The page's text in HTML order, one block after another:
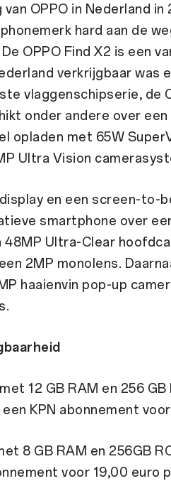
OPPO in Nederland
hard aan de
OPPO Find X2 is een
verkrijgbaar was
vlaggenschipserie, de
onder andere over een
opladen met 65W
Ultra Vision
en een screen-to-
smartphone over
Ultra-Clear
2MP monolens.
haaienvin pop-up
12 GB RAM en 256
een KPN abonnement
8 GB RAM en 256GB
voor 19,00 euro